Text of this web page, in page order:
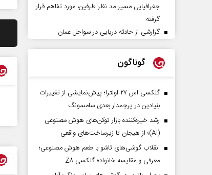
جغرافیایی مسیر مد نظر طرفین، مورد تفاهم قرار
گرفته
گزارشی از حادثه دریایی در سواحل عمان
گوناگون
گلکسی اس ۲۷ اولترا؛ پیش‌نمایشی از تغییرات
بنیادین در پرچمدار بعدی سامسونگ
رشد خیره‌کننده بازار توکن‌های هوش مصنوعی
(AI)؛ از هیجان تا زیرساخت‌های واقعی
انقلاب گوشی‌های تاشو‌ با طعم هوش مصنوعی؛
معرفی و مقایسه خانواده گلکسی Z۸